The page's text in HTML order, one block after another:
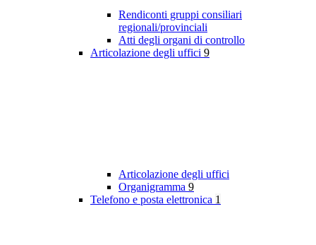
Rendiconti gruppi consiliari
regionali/provinciali
Atti degli organi di controllo
Articolazione degli uffici 9
Articolazione degli uffici
Organigramma 9
Telefono e posta elettronica 1